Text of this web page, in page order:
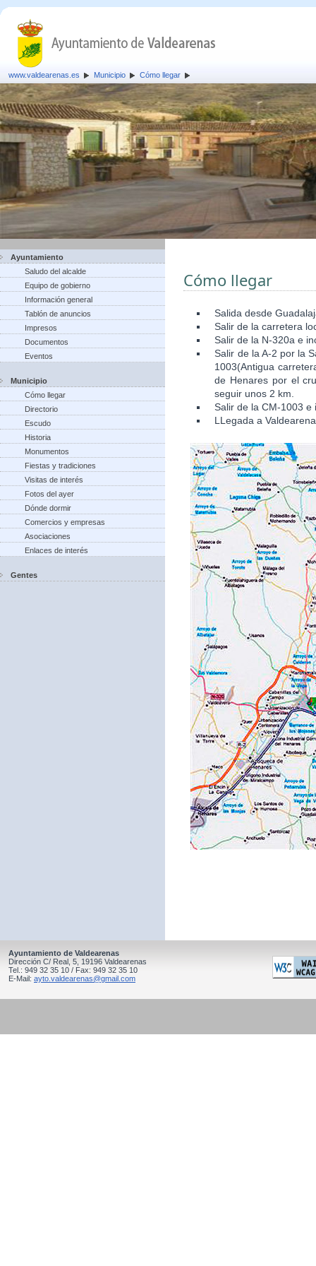
www.valdearenas.es Municipio Cómo llegar
Ayuntamiento
Saludo del alcalde
Equipo de gobierno
Información general
Tablón de anuncios
Impresos
Documentos
Eventos
Municipio
Cómo llegar
Directorio
Escudo
Historia
Monumentos
Fiestas y tradiciones
Visitas de interés
Fotos del ayer
Dónde dormir
Comercios y empresas
Asociaciones
Enlaces de interés
Gentes
Cómo llegar
Salida desde
Salir de la carretera
Salir de la N-320a e
Salir de la A-2 por la
1003(Antigua
de Henares por el
seguir unos 2 km.
Salir de la CM-1003
LLegada a
Ayuntamiento de Valdearenas
Dirección C/ Real, 5, 19196 Valdearenas
Tel.: 949 32 35 10 / Fax: 949 32 35 10
E-Mail: ayto.valdearenas@gmail.com